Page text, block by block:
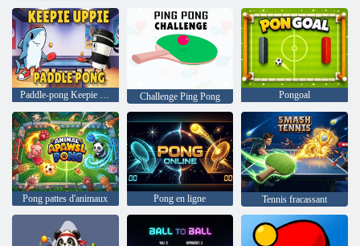
Paddle-pong Keepie Uppie Challenge Ping Pong Pongoal
Pong pattes d'animaux Pong en ligne Tennis fracassant